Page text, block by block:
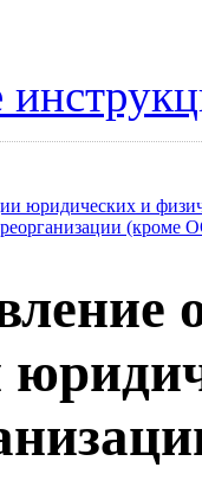
юридических и
(кроме